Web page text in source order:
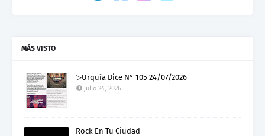
MÁS VISTO
▷Urquía Dice N° 105 24/07/2026
julio 24, 2026
Rock En Tu Ciudad